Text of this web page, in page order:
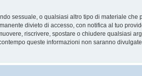
sessuale, o qualsiasi altro tipo di materiale
divieto di accesso, con notifica al tuo
riscrivere, spostare o chiudere qualsiasi
queste informazioni non saranno